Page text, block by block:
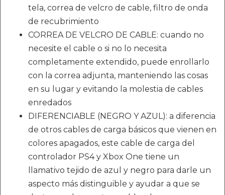
tela, correa de velcro de cable, filtro de onda
de recubrimiento
CORREA DE VELCRO DE CABLE: cuando no
necesite el cable o si no lo necesita
completamente extendido, puede enrollarlo
con la correa adjunta, manteniendo las cosas
en su lugar y evitando la molestia de cables
enredados
DIFERENCIABLE (NEGRO Y AZUL): a diferencia
de otros cables de carga básicos que vienen en
colores apagados, este cable de carga del
controlador PS4 y Xbox One tiene un
llamativo tejido de azul y negro para darle un
aspecto más distinguible y ayudar a que se